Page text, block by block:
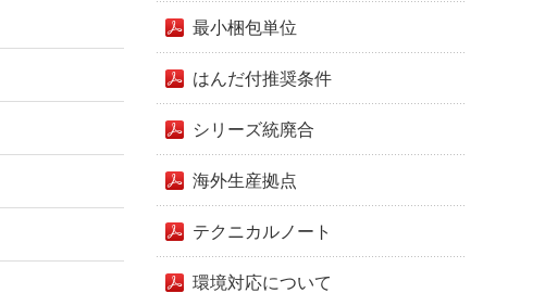
最小梱包単位
はんだ付推奨条件
シリーズ統廃合
海外生産拠点
テクニカルノート
環境対応について